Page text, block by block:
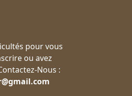
pour vous
ou avez
Nous :